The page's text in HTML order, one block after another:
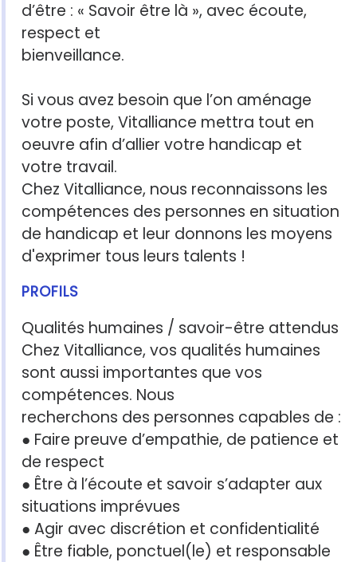
d’être : « Savoir être là », avec écoute,
respect et
bienveillance.
Si vous avez besoin que l’on aménage
votre poste, Vitalliance mettra tout en
oeuvre afin d’allier votre handicap et
votre travail.
Chez Vitalliance, nous reconnaissons les
compétences des personnes en situation
de handicap et leur donnons les moyens
d'exprimer tous leurs talents !
PROFILS
Qualités humaines / savoir-être attendus
Chez Vitalliance, vos qualités humaines
sont aussi importantes que vos
compétences. Nous
recherchons des personnes capables de :
● Faire preuve d’empathie, de patience et
de respect
● Être à l’écoute et savoir s’adapter aux
situations imprévues
● Agir avec discrétion et confidentialité
● Être fiable, ponctuel(le) et responsable